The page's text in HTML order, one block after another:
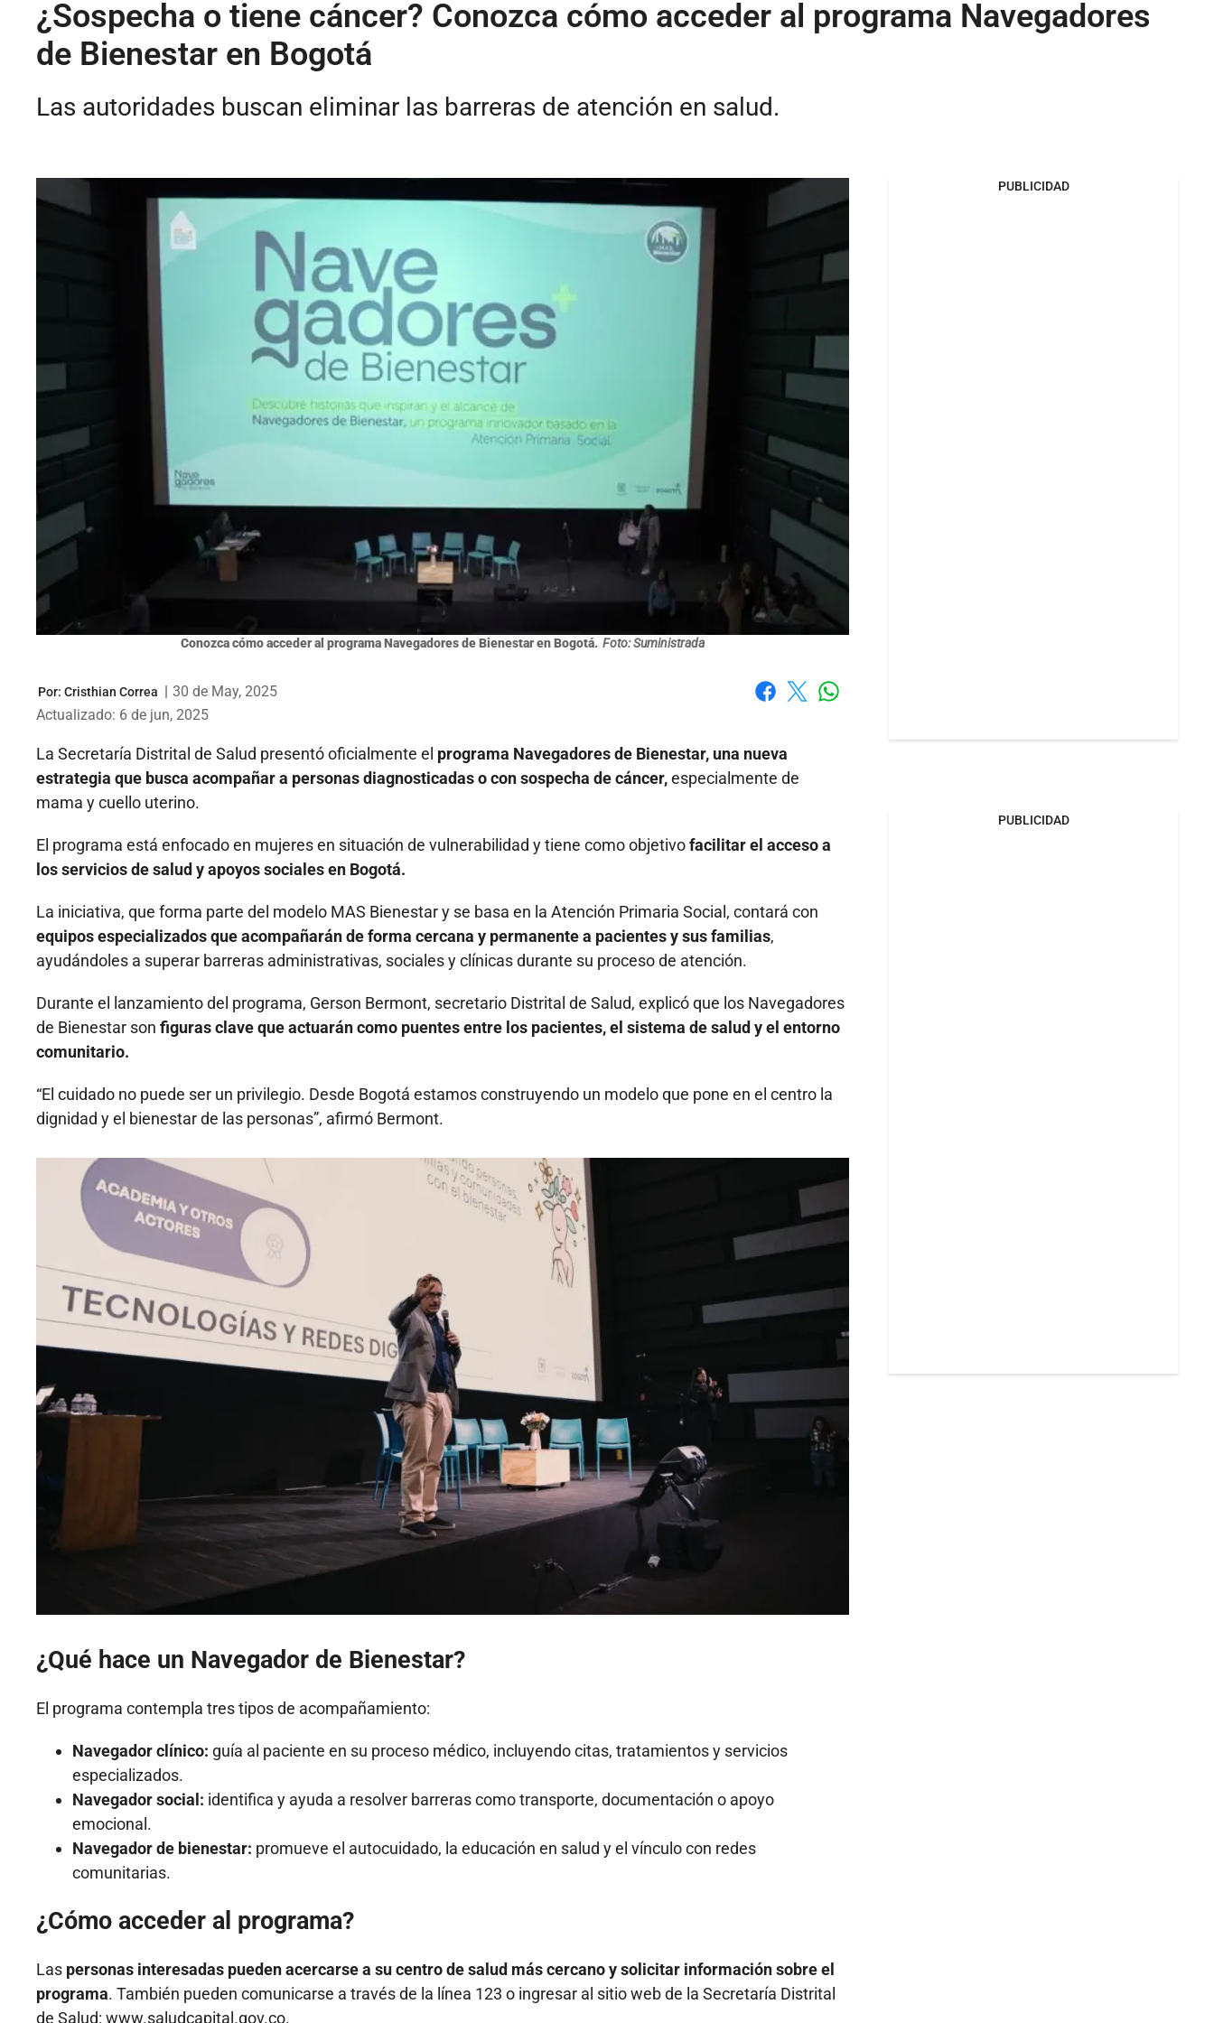
¿Sospecha o tiene cáncer? Conozca cómo acceder al programa Navegadores
de Bienestar en Bogotá
Las autoridades buscan eliminar las barreras de atención en salud.
Conozca cómo acceder al programa Navegadores de Bienestar en Bogotá. Foto: Suministrada
Por: Cristhian Correa | 30 de May, 2025
Actualizado: 6 de jun, 2025
La Secretaría Distrital de Salud presentó oficialmente el programa Navegadores de Bienestar, una nueva
estrategia que busca acompañar a personas diagnosticadas o con sospecha de cáncer,especialmente de
mama y cuello uterino.
El programa está enfocado en mujeres en situación de vulnerabilidad y tiene como objetivofacilitar el acceso a
los servicios de salud y apoyos sociales en Bogotá.
La iniciativa, que forma parte del modelo MAS Bienestar y se basa en la Atención Primaria Social, contará con
equipos especializados que acompañarán de forma cercana y permanente a pacientes y sus familias,
ayudándoles a superar barreras administrativas, sociales y clínicas durante su proceso de atención.
Durante el lanzamiento del programa, Gerson Bermont, secretario Distrital de Salud, explicó que los Navegadores
de Bienestar son figuras clave que actuarán como puentes entre los pacientes, el sistema de salud y el entorno
comunitario.
“El cuidado no puede ser un privilegio. Desde Bogotá estamos construyendo un modelo que pone en el centro la
dignidad y el bienestar de las personas”, afirmó Bermont.
¿Qué hace un Navegador de Bienestar?
El programa contempla tres tipos de acompañamiento:
Navegador clínico: guía al paciente en su proceso médico, incluyendo citas, tratamientos y servicios
especializados.
Navegador social: identifica y ayuda a resolver barreras como transporte, documentación o apoyo
emocional.
Navegador de bienestar: promueve el autocuidado, la educación en salud y el vínculo con redes
comunitarias.
¿Cómo acceder al programa?
Las personas interesadas pueden acercarse a su centro de salud más cercano y solicitar información sobre el
programa. También pueden comunicarse a través de la línea 123 o ingresar al sitio web de la Secretaría Distrital
de Salud: www.saludcapital.gov.co.
PUBLICIDAD
PUBLICIDAD